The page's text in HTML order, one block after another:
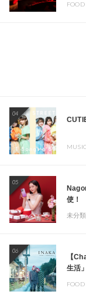
本頂
FOOD
04
05
使！
未分類
06
【
生活
FOOD